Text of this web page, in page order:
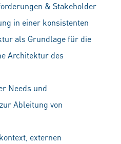
& Stakeholder
in einer konsistenten
als Grundlage für die
Architektur des
Needs und
Ableitung von
externen